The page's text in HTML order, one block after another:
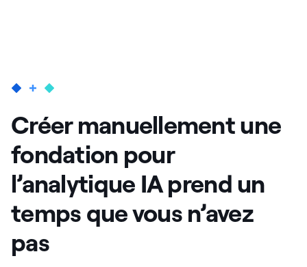
Créer manuellement une
fondation pour
l’analytique IA prend un
temps que vous n’avez
pas